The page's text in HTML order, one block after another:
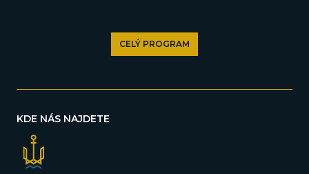
CELÝ PROGRAM
KDE NÁS NAJDETE